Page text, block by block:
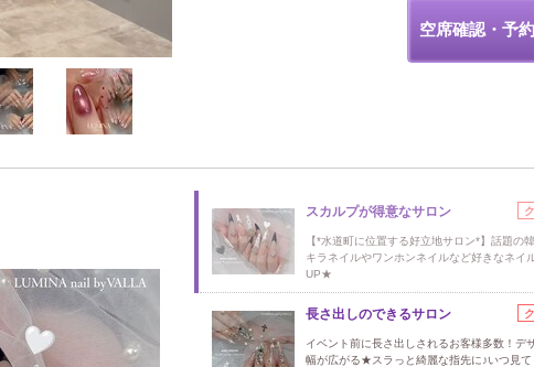
空席確認・予
スカルプが得意なサロン
【*水道町に位置する好立地サロン*】話題の
キラネイルやワンホンネイルなど好きなネイ
UP★
長さ出しのできるサロン
イベント前に長さ出しされるお客様多数！デ
幅が広がる★スラっと綺麗な指先に♪いつ見て